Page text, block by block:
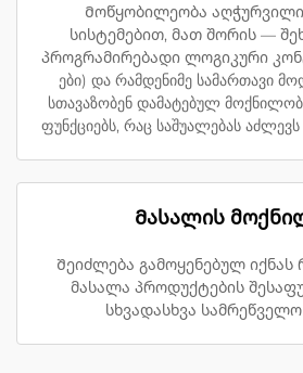
Მოწყობილეობა
სისტემებით, მათ შორის —
პროგრამირებადი ლოგიკური
ები) და რამდენიმე სამართავი
სთავაზობენ დამატებულ
ფუნქციებს, რაც საშუალებას
Მასალის
Შეიძლება გამოყენებულ იქნას
მასალა პროდუქტების
სხვადასხვა